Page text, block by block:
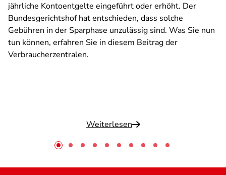
jährliche Kontoentgelte eingeführt oder erhöht. Der
Bundesgerichtshof hat entschieden, dass solche
Gebühren in der Sparphase unzulässig sind. Was Sie nun
tun können, erfahren Sie in diesem Beitrag der
Verbraucherzentralen.
Weiterlesen